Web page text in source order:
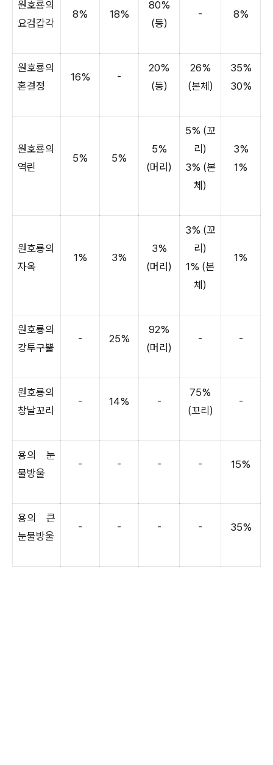
원호룡의
요검갑각
8% 18%
80%
(등)
- 8%
원호룡의
혼결정
16% -
20%
(등)
26%
(본체)
35%
30%
원호룡의
역린
5% 5%
5%
(머리)
5% (꼬
리)
3% (본
체)
3%
1%
원호룡의
자옥
1% 3%
3%
(머리)
3% (꼬
리)
1% (본
체)
1%
원호룡의
강투구뿔
- 25%
92%
(머리)
- -
원호룡의
창날꼬리
- 14% -
75%
(꼬리)
-
용의 눈
물방울
- - - - 15%
용의 큰
눈물방울
- - - - 35%